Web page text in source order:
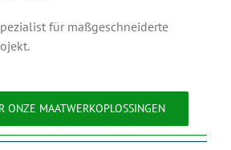
für maßgeschneiderte
ONZE MAATWERKOPLOSSINGEN